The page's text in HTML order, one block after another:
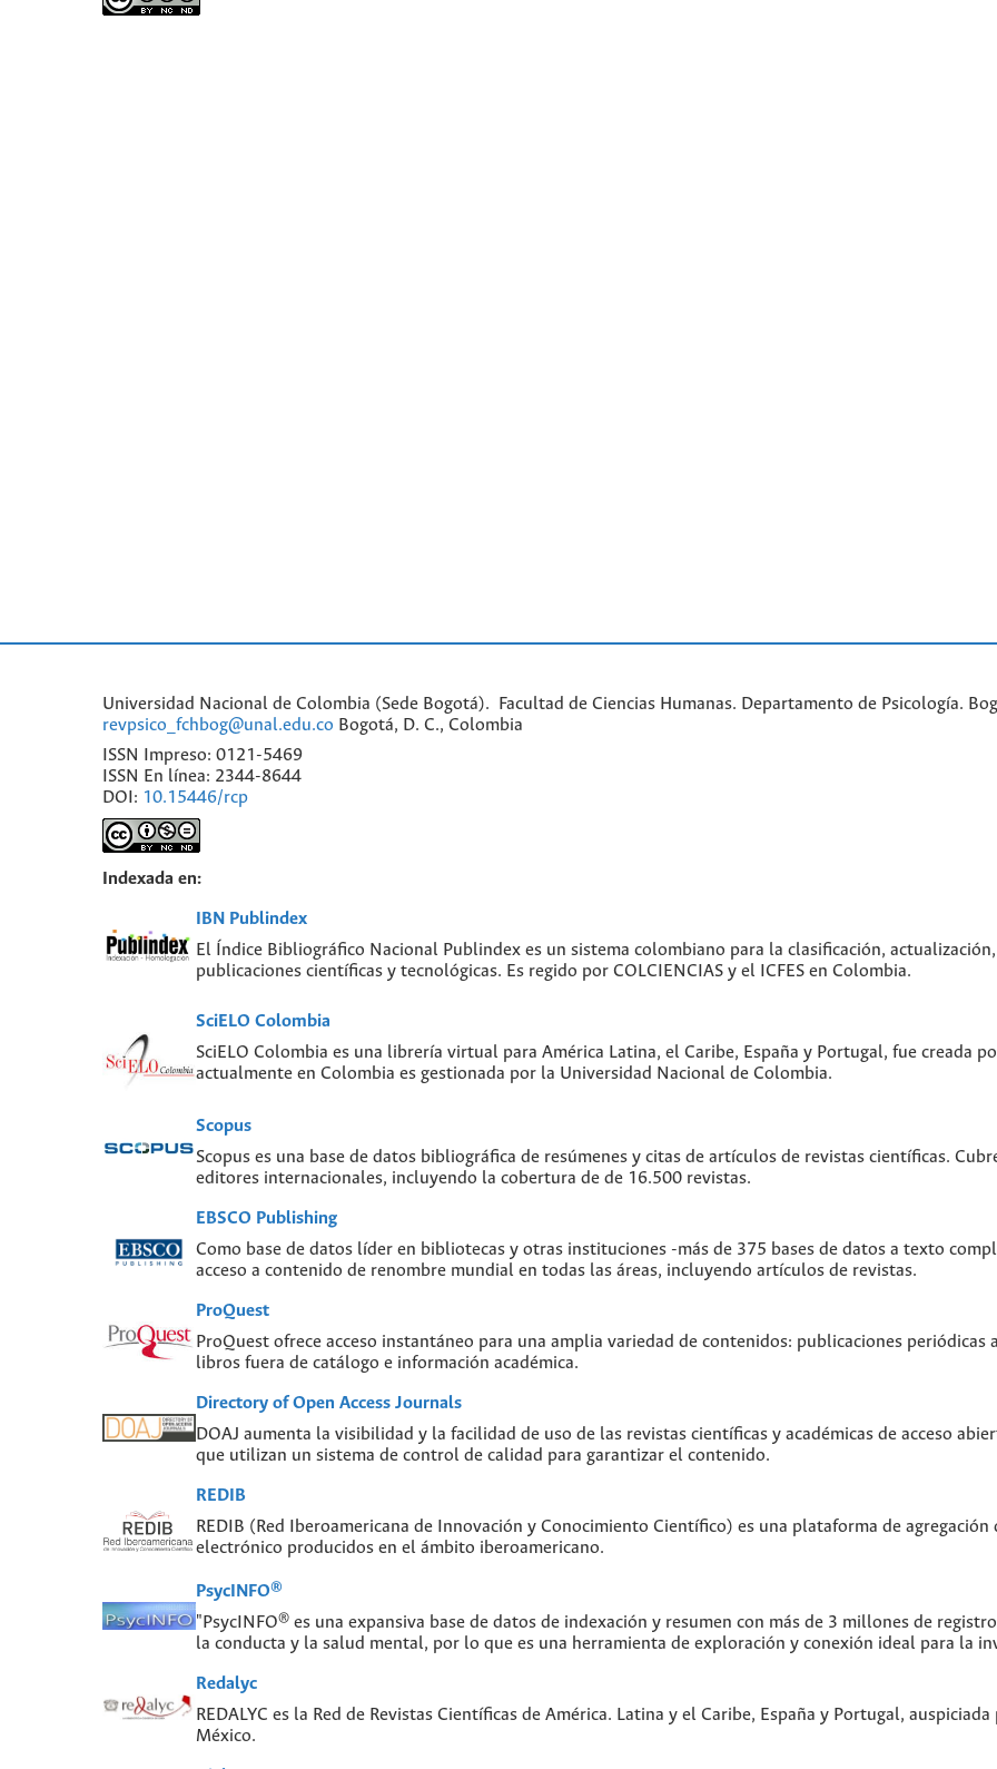
Universidad Nacional de Colombia (Sede Bogotá). Facultad de Ciencias Humanas. Departamento de Psicología.
revpsico_fchbog@unal.edu.co Bogotá, D. C., Colombia
ISSN Impreso: 0121-5469
ISSN En línea: 2344-8644
DOI: 10.15446/rcp
Indexada en:
IBN Publindex
El Índice Bibliográfico Nacional Publindex es un sistema colombiano para la clasificación,
publicaciones científicas y tecnológicas. Es regido por COLCIENCIAS y el ICFES en Colombia.
SciELO Colombia
SciELO Colombia es una librería virtual para América Latina, el Caribe, España y Portugal, fue creada
actualmente en Colombia es gestionada por la Universidad Nacional de Colombia.
Scopus
Scopus es una base de datos bibliográfica de resúmenes y citas de artículos de revistas científicas.
editores internacionales, incluyendo la cobertura de de 16.500 revistas.
EBSCO Publishing
Como base de datos líder en bibliotecas y otras instituciones -más de 375 bases de datos a texto
acceso a contenido de renombre mundial en todas las áreas, incluyendo artículos de revistas.
ProQuest
ProQuest ofrece acceso instantáneo para una amplia variedad de contenidos: publicaciones
libros fuera de catálogo e información académica.
Directory of Open Access Journals
DOAJ aumenta la visibilidad y la facilidad de uso de las revistas científicas y académicas de acceso
que utilizan un sistema de control de calidad para garantizar el contenido.
REDIB
REDIB (Red Iberoamericana de Innovación y Conocimiento Científico) es una plataforma de
electrónico producidos en el ámbito iberoamericano.
PsycINFO®
"PsycINFO® es una expansiva base de datos de indexación y resumen con más de 3 millones de
la conducta y la salud mental, por lo que es una herramienta de exploración y conexión ideal para la
Redalyc
REDALYC es la Red de Revistas Científicas de América. Latina y el Caribe, España y Portugal,
México.